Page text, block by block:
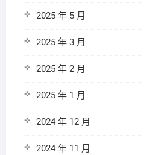
2025 年 5 月
2025 年 3 月
2025 年 2 月
2025 年 1 月
2024 年 12 月
2024 年 11 月